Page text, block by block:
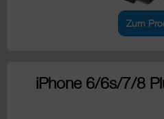
Zum
iPhone 6/6s/7/8